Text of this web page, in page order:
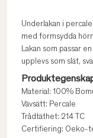
Underlakan i
med formsydda
Lakan som passar
upplevs som slät,
Material: 100%
Vävsätt: Percale
Trådtäthet: 214 TC
Certifiering: Oeko-